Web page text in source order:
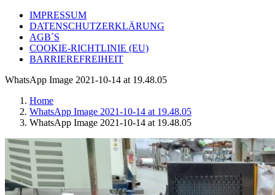
IMPRESSUM
DATENSCHUTZERKLÄRUNG
AGB´S
COOKIE-RICHTLINIE (EU)
BARRIEREFREIHEIT
WhatsApp Image 2021-10-14 at 19.48.05
Home
WhatsApp Image 2021-10-14 at 19.48.05
WhatsApp Image 2021-10-14 at 19.48.05